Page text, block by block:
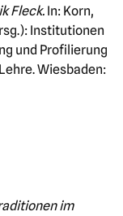
Fleck. In: Korn,
Institutionen
und Profilierung
Wiesbaden:
im